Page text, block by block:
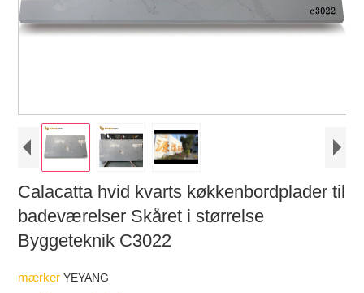
Calacatta hvid kvarts køkkenbordplader til
badeværelser Skåret i størrelse
Byggeteknik C3022
mærkerYEYANG